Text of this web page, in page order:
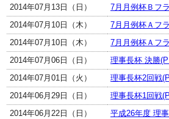
2014年07月13日（日）
7月月例杯Ｂフ
2014年07月10日（木）
7月月例杯Ａフ
2014年07月10日（木）
7月月例杯Ａフ
2014年07月06日（日）
理事長杯 決勝
2014年07月01日（火）
理事長杯2回戦
2014年06月29日（日）
理事長杯1回戦
2014年06月22日（日）
平成26年度 理